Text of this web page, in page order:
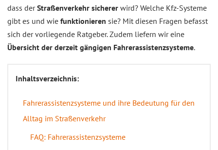
dass derStraßenverkehr sicherer wird? Welche Kfz-Systeme
gibt es und wie funktionieren sie? Mit diesen Fragen befasst
sich der vorliegende Ratgeber. Zudem liefern wir eine
Übersicht der derzeit gängigen Fahrerassistenzsysteme.
Inhaltsverzeichnis:
Fahrerassistenzsysteme und ihre Bedeutung für den
Alltag im Straßenverkehr
FAQ: Fahrerassistenzsysteme